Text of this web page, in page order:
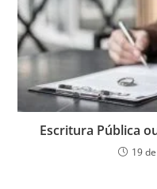
Escritura Pública
19